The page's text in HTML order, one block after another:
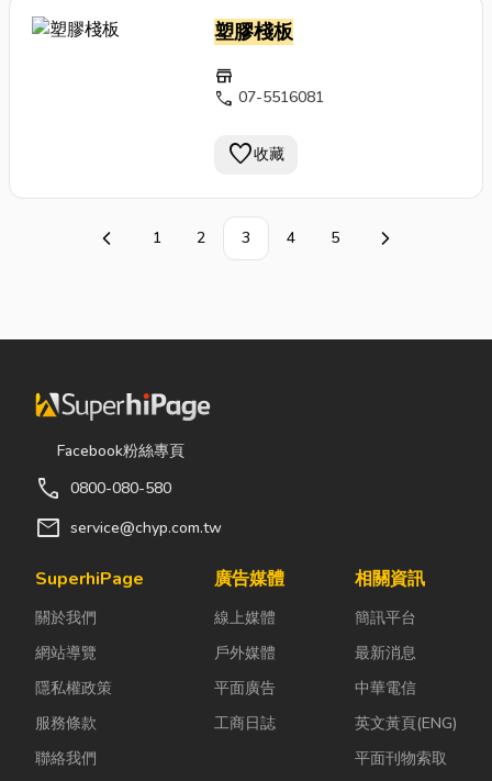
塑膠棧板
store
call 07-5516081
favorite收藏
上一頁 1 2 3 4 5 下一頁
Facebook粉絲專頁
call 0800-080-580
mail service@chyp.com.tw
SuperhiPage
關於我們
網站導覽
隱私權政策
服務條款
聯絡我們
廣告媒體
線上媒體
戶外媒體
平面廣告
工商日誌
相關資訊
簡訊平台
最新消息
中華電信
英文黃頁(ENG)
平面刊物索取